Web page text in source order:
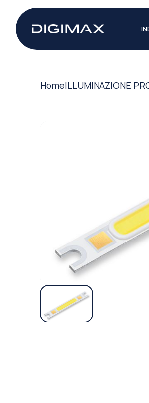
HomeILLUMINAZIONE